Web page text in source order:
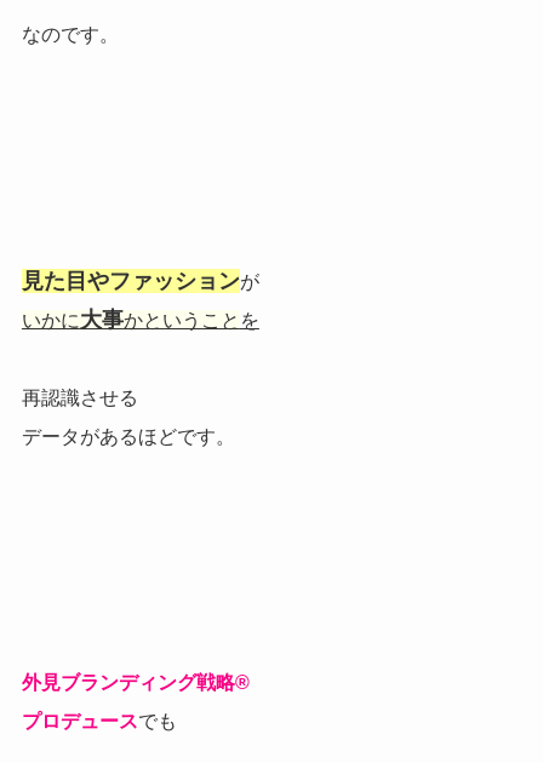
なのです。
見た目やファッションが
いかに大事かということ を
再認識させる
データがあるほどです。
外見ブランディング戦略®
プロデュースでも